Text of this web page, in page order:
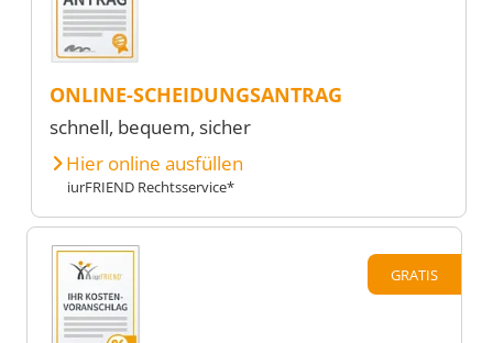
ONLINE-SCHEIDUNGSANTRAG
schnell, bequem, sicher
Hier online ausfüllen
iurFRIEND Rechtsservice*
GRATIS